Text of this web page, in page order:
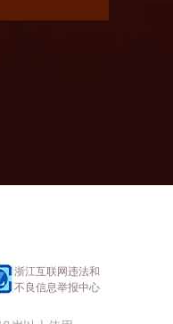
浙江互联网违法和
不良信息举报中心